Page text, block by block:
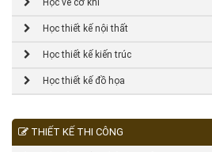
Học vẽ cơ khí
Học thiết kế nội thất
Học thiết kế kiến trúc
Học thiết kế đồ họa
THIẾT KẾ THI CÔNG